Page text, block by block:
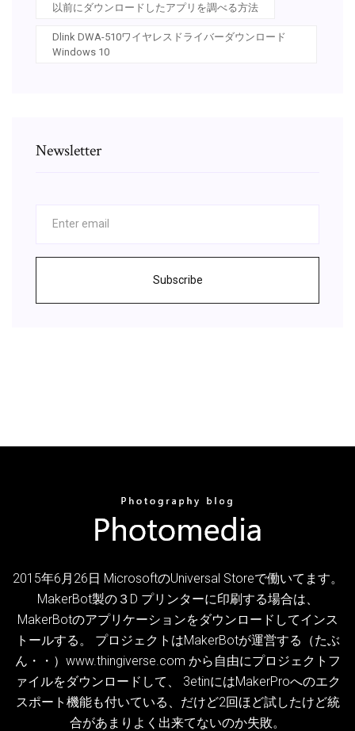
以前にダウンロードしたアプリを調べる方法
Dlink DWA-510ワイヤレスドライバーダウンロード
Windows 10
Newsletter
Subscribe
2015年6月26日 MicrosoftのUniversal Storeで働いてます。
MakerBot製の３D プリンターに印刷する場合は、
MakerBotのアプリケーションをダウンロードしてインス
トールする。 プロジェクトはMakerBotが運営する（たぶ
ん・・）www.thingiverse.com から自由にプロジェクトフ
ァイルをダウンロードして、 3etinにはMakerProへのエク
スポート機能も付いている、だけど2回ほど試したけど統
合があまりよく出来てないのか失敗。